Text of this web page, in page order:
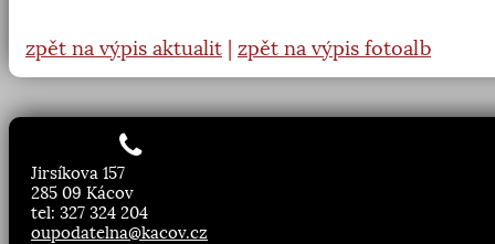
zpět na výpis aktualit zpět na výpis fotoalb
Jirsíkova 157
285 09 Kácov
tel: 327 324 204
oupodatelna@kacov.cz